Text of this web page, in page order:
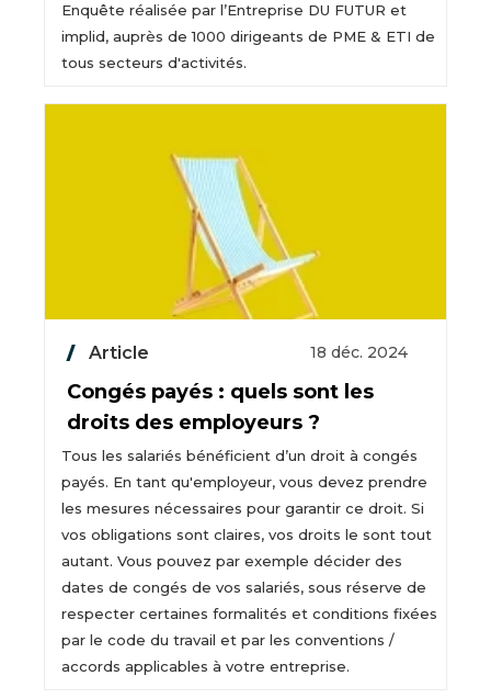
Enquête réalisée par l’Entreprise DU FUTUR et
implid, auprès de 1000 dirigeants de PME & ETI de
tous secteurs d'activités.
Article 18 déc. 2024
Congés payés : quels sont les
droits des employeurs ?
Tous les salariés bénéficient d’un droit à congés
payés. En tant qu'employeur, vous devez prendre
les mesures nécessaires pour garantir ce droit. Si
vos obligations sont claires, vos droits le sont tout
autant. Vous pouvez par exemple décider des
dates de congés de vos salariés, sous réserve de
respecter certaines formalités et conditions fixées
par le code du travail et par les conventions /
accords applicables à votre entreprise.